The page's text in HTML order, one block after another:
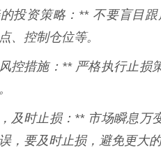
投资策略：** 不要盲目
、控制仓位等。
控措施：** 严格执行止损
及时止损：** 市场瞬息万
，要及时止损，避免更大的